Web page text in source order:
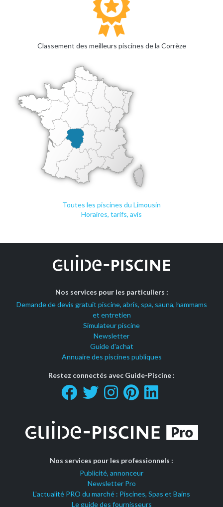
Classement des meilleurs piscines de la Corrèze
Toutes les piscines du Limousin
Horaires, tarifs, avis
Nos services pour les particuliers :
Demande de devis gratuit piscine, abris, spa, sauna, hammams
et entretien
Simulateur piscine
Newsletter
Guide d'achat
Annuaire des piscines publiques
Restez connectés avec Guide-Piscine :
Nos services pour les professionnels :
Publicité, annonceur
Newsletter Pro
L'actualité PRO du marché : Piscines, Spas et Bains
Le guide des fournisseurs